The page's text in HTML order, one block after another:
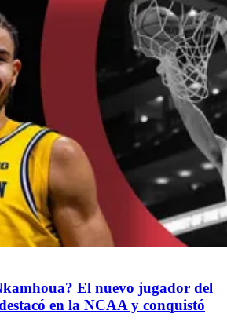
El nuevo jugador del
en la NCAA y conquistó